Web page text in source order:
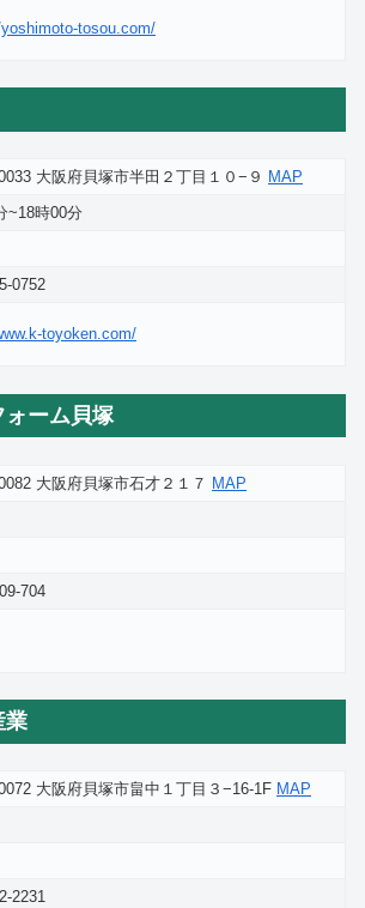
tosou.com/
大阪府貝塚市半田２丁目１０−９ MAP
~18時00分
0752
toyoken.com/
ォーム貝塚
大阪府貝塚市石才２１７ MAP
704
業
大阪府貝塚市畠中１丁目３−16-1F MAP
2231